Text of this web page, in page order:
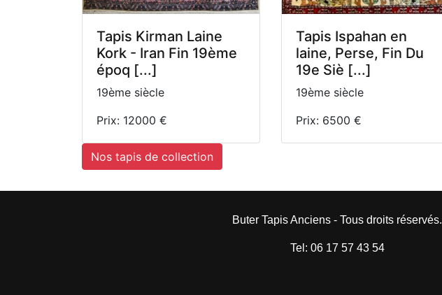
Tapis Kirman Laine
Kork - Iran Fin 19ème
époq [...]
19ème siècle
Prix: 12000 €
Tapis Ispahan en
laine, Perse, Fin Du
19e Siè [...]
19ème siècle
Prix: 6500 €
Nos tapis de collection
Buter Tapis Anciens - Tous droits réservés.
Tel: 06 17 57 43 54